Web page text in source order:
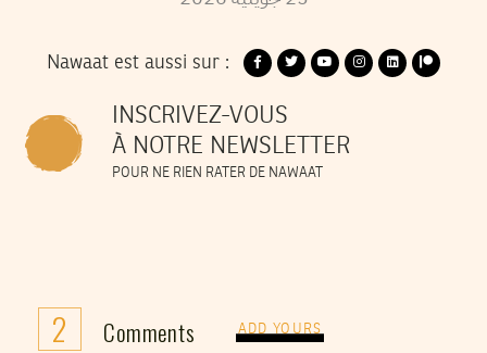
Nawaat est aussi sur :
INSCRIVEZ-VOUS
À NOTRE NEWSLETTER
POUR NE RIEN RATER DE NAWAAT
2 Comments ADD YOURS